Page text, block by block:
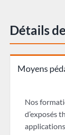
Détails
Moyens
Nos
d’exposés